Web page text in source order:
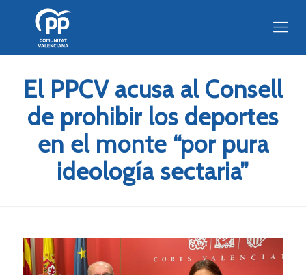
El PPCV acusa al Consell
de prohibir los deportes
en el monte “por pura
ideología sectaria”